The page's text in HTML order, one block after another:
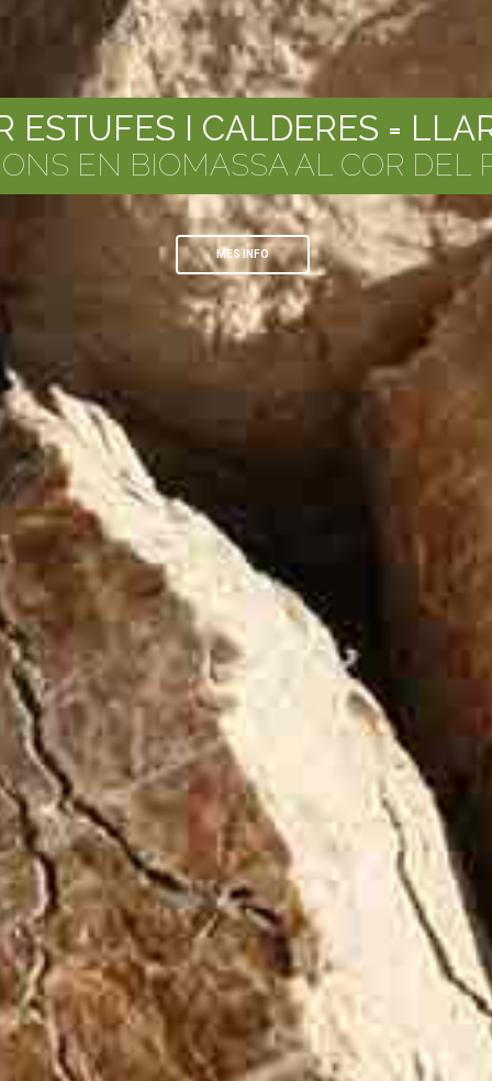
ESTUFES I CALDERES =
EN BIOMASSA AL COR DEL
MES INFO